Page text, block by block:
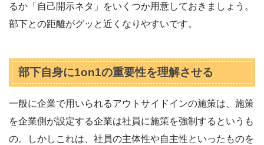
るか「自己開示ネタ」をいくつか用意しておきましょう。
部下との距離がグッと近くなりやすいです。
部下自身に1on1の重要性を理解させる
一般に企業で用いられるアウトサイドインの施策は、施策
を企業側が設定する企業は社員に施策を強制するというも
の。しかしこれは、社員の主体性や自主性といったものを